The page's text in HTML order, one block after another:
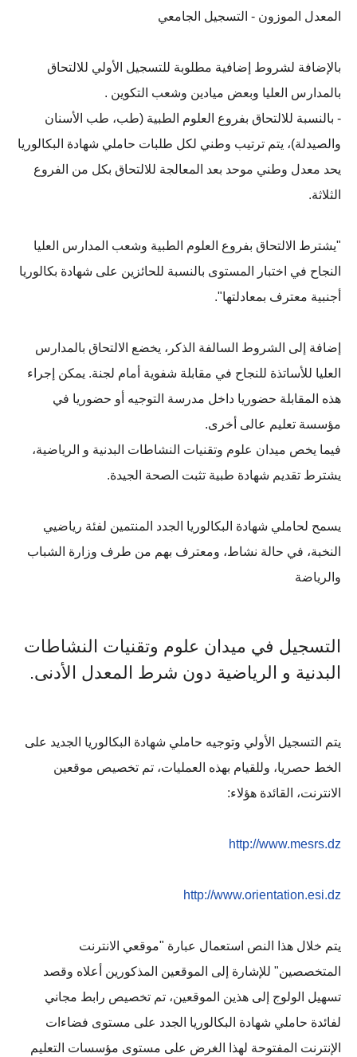
المعدل الموزون - التسجيل الجامعي
بالإضافة لشروط إضافية مطلوبة للتسجيل الأولي للالتحاق
بالمدارس العليا وبعض میادین وشعب التكوين .
- بالنسبة للالتحاق بفروع العلوم الطبية (طب، طب الأسنان
والصيدلة)، يتم ترتيب وطني لكل طلبات حاملي شهادة البكالوريا
يحد معدل وطني موحد بعد المعالجة للالتحاق بكل من الفروع
الثلاثة.
"يشترط الالتحاق بفروع العلوم الطبية وشعب المدارس العليا
النجاح في اختبار المستوى بالنسبة للحائزين على شهادة بكالوريا
أجنبية معترف بمعادلتها".
إضافة إلى الشروط السالفة الذكر، يخضع الالتحاق بالمدارس
العليا للأساتذة للنجاح في مقابلة شفوية أمام لجنة. يمكن إجراء
هذه المقابلة حضوريا داخل مدرسة التوجيه أو حضوريا في
مؤسسة تعليم عالى أخرى.
فيما يخص ميدان علوم وتقنيات النشاطات البدنية و الرياضية،
يشترط تقديم شهادة طبية تثبت الصحة الجيدة.
يسمح لحاملي شهادة البكالوريا الجدد المنتمين لفئة رياضيي
النخبة، في حالة نشاط، ومعترف بهم من طرف وزارة الشباب
والرياضة
التسجيل في ميدان علوم وتقنيات النشاطات
البدنية و الرياضية دون شرط المعدل الأدنى.
يتم التسجيل الأولي وتوجيه حاملي شهادة البكالوريا الجديد على
الخط حصريا، وللقيام بهذه العمليات، تم تخصيص موقعين
الانترنت، القائدة هؤلاء:
http://www.mesrs.dz
http://www.orientation.esi.dz
يتم خلال هذا النص استعمال عبارة "موقعي الانترنت
المتخصصين" للإشارة إلى الموقعين المذكورين أعلاه وقصد
تسهيل الولوج إلى هذين الموقعين، تم تخصيص رابط مجاني
لفائدة حاملي شهادة البكالوريا الجدد على مستوى فضاءات
الإنترنت المفتوحة لهذا الغرض على مستوى مؤسسات التعليم